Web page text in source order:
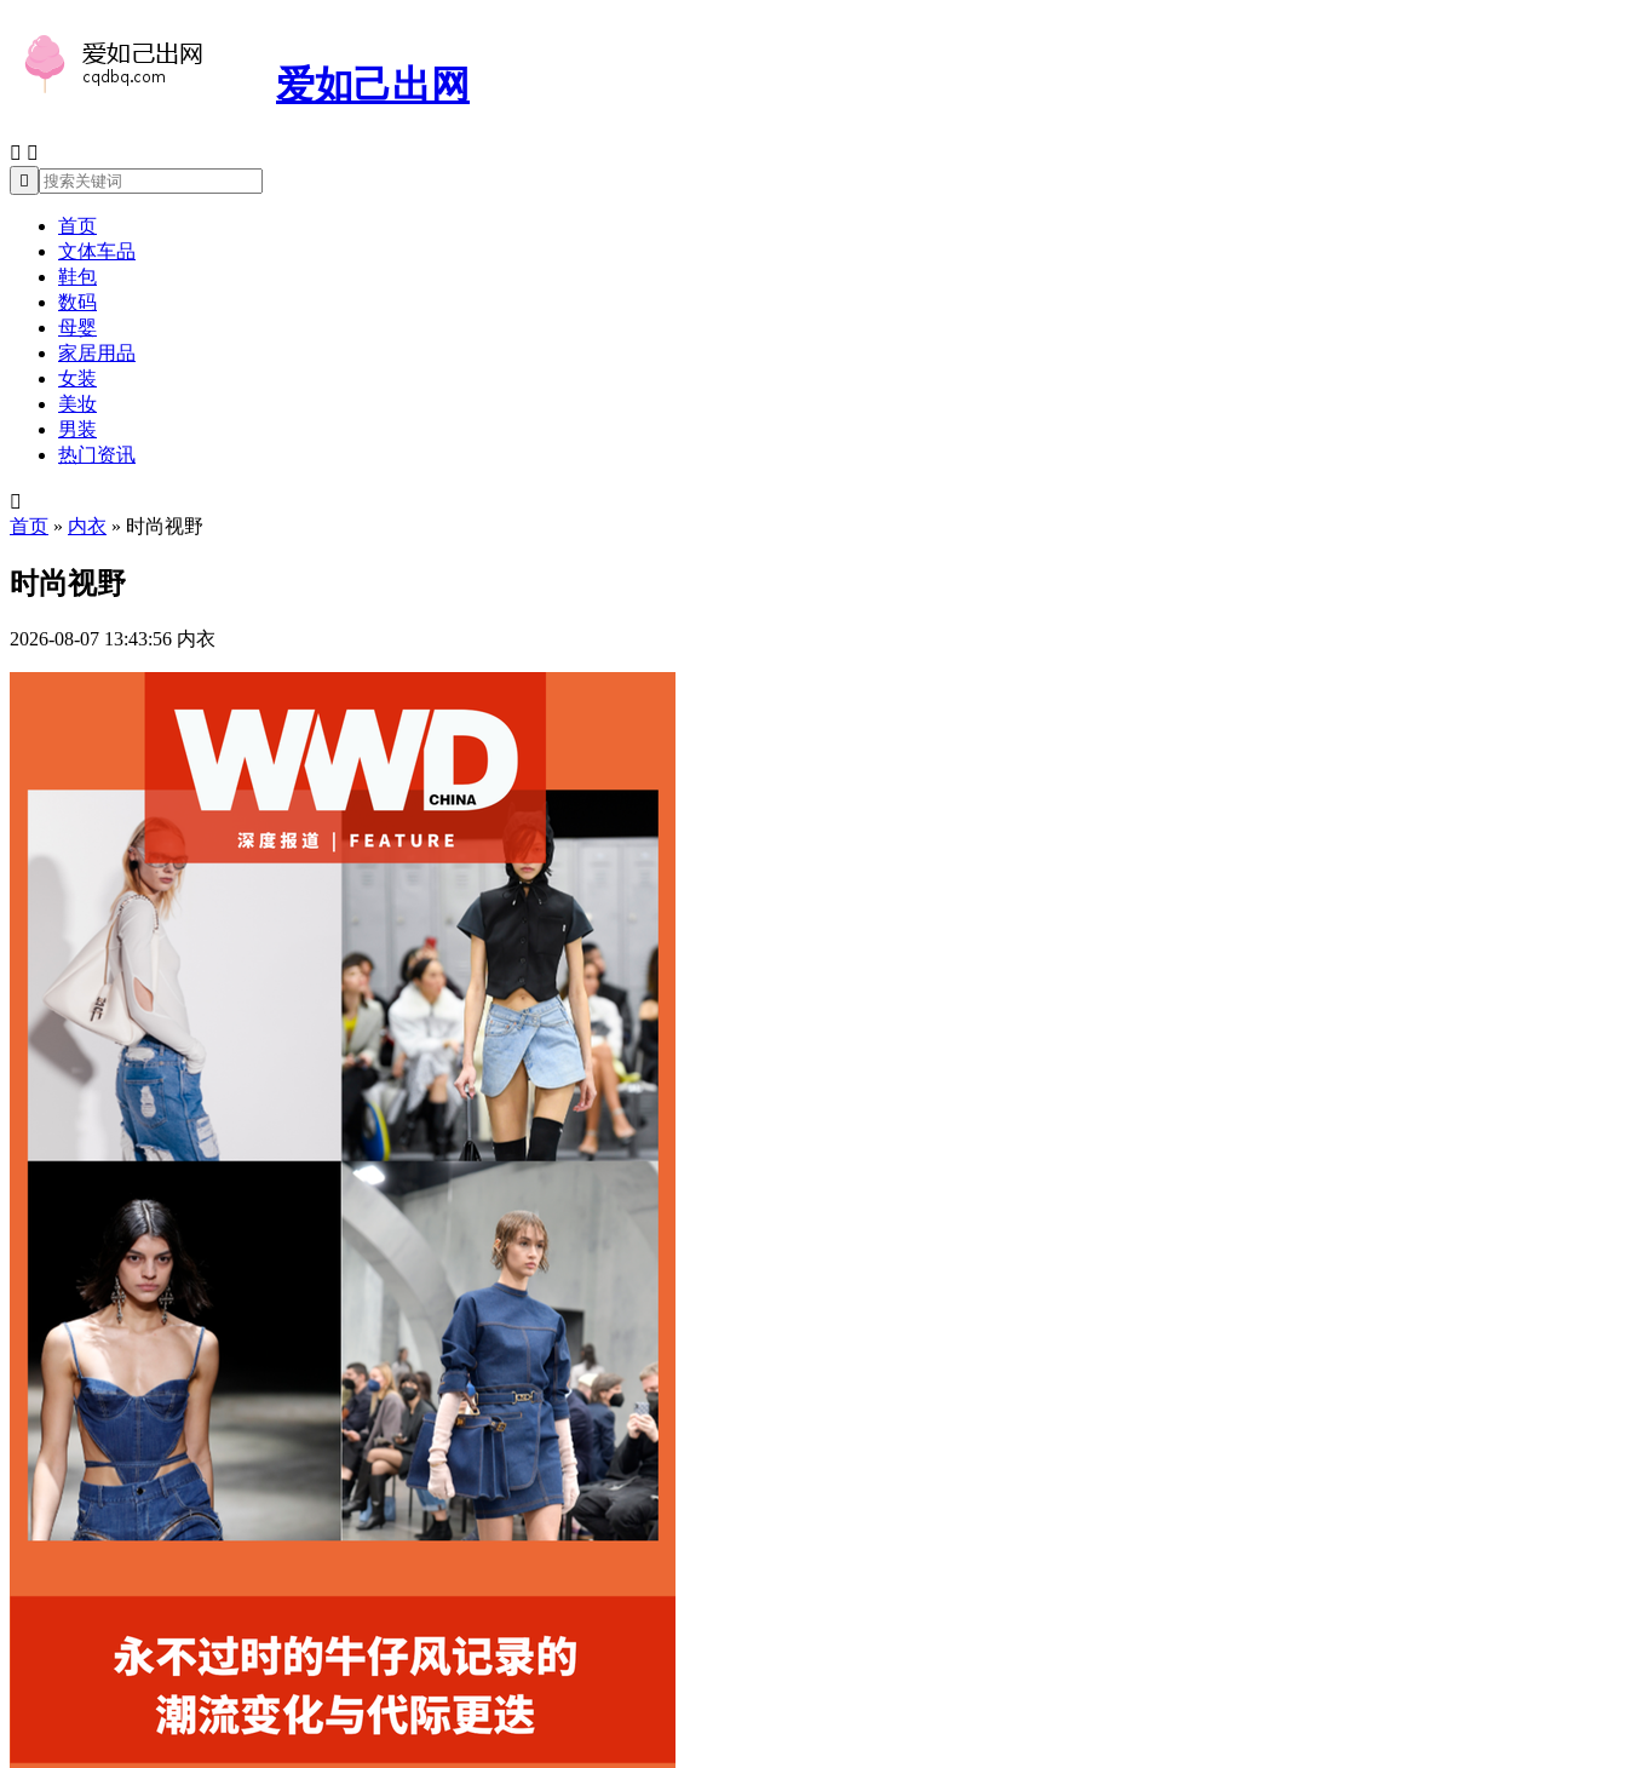
爱如己出网
 

首页
文体车品
鞋包
数码
母婴
家居用品
女装
美妆
男装
热门资讯

首页 » 内衣 » 时尚视野
时尚视野
2026-08-07 13:43:56 内衣